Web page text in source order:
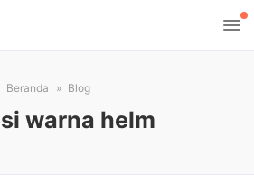
Beranda Blog
warna helm